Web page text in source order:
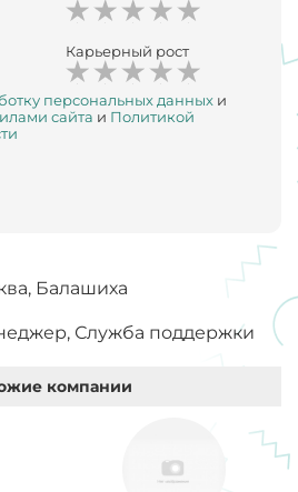
Карьерный рост
персональных данных и
сайта и Политикой
Балашиха
Служба поддержки
компании